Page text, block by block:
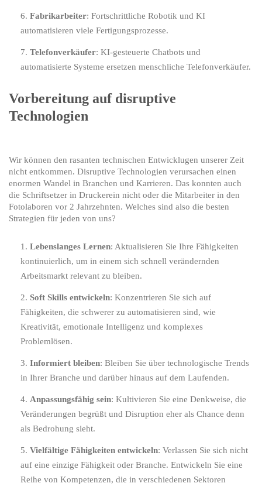
Fabrikarbeiter: Fortschrittliche Robotik und KI
automatisieren viele Fertigungsprozesse.
Telefonverkäufer: KI-gesteuerte Chatbots und
automatisierte Systeme ersetzen menschliche Telefonverkäufer.
Vorbereitung auf disruptive
Technologien
Wir können den rasanten technischen Entwicklugen unserer Zeit
nicht entkommen. Disruptive Technologien verursachen einen
enormen Wandel in Branchen und Karrieren. Das konnten auch
die Schriftsetzer in Druckerein nicht oder die Mitarbeiter in den
Fotolaboren vor 2 Jahrzehnten. Welches sind also die besten
Strategien für jeden von uns?
Lebenslanges Lernen: Aktualisieren Sie Ihre Fähigkeiten
kontinuierlich, um in einem sich schnell verändernden
Arbeitsmarkt relevant zu bleiben.
Soft Skills entwickeln: Konzentrieren Sie sich auf
Fähigkeiten, die schwerer zu automatisieren sind, wie
Kreativität, emotionale Intelligenz und komplexes
Problemlösen.
Informiert bleiben: Bleiben Sie über technologische Trends
in Ihrer Branche und darüber hinaus auf dem Laufenden.
Anpassungsfähig sein: Kultivieren Sie eine Denkweise, die
Veränderungen begrüßt und Disruption eher als Chance denn
als Bedrohung sieht.
Vielfältige Fähigkeiten entwickeln: Verlassen Sie sich nicht
auf eine einzige Fähigkeit oder Branche. Entwickeln Sie eine
Reihe von Kompetenzen, die in verschiedenen Sektoren